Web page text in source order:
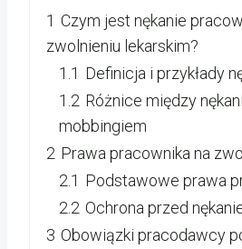
1 Czym jest nękanie
zwolnieniu lekarskim?
1.1 Definicja i przykłady
1.2 Różnice między
mobbingiem
2 Prawa pracownika na
2.1 Podstawowe prawa
2.2 Ochrona przed
3 Obowiązki pracodawcy